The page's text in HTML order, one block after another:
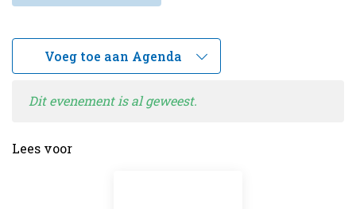
Dit evenement is al geweest.
Lees voor